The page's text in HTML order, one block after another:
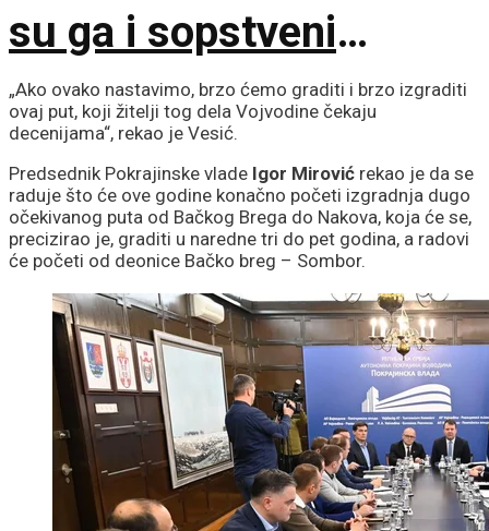
su ga i sopstveni
saborci
„Ako ovako nastavimo, brzo ćemo graditi i brzo izgraditi
ovaj put, koji žitelji tog dela Vojvodine čekaju
decenijama“, rekao je Vesić.
Predsednik Pokrajinske vlade Igor Mirović rekao je da se
raduje što će ove godine konačno početi izgradnja dugo
očekivanog puta od Bačkog Brega do Nakova, koja će se,
precizirao je, graditi u naredne tri do pet godina, a radovi
će početi od deonice Bačko breg – Sombor.